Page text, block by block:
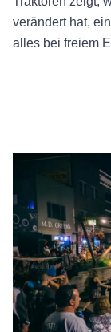
verändert hat,
alles bei freiem